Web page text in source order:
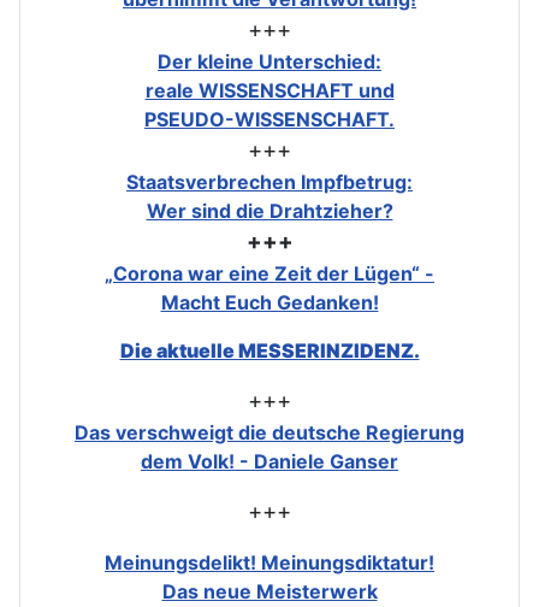
+++
Der kleine Unterschied:
reale WISSENSCHAFT und
PSEUDO-WISSENSCHAFT.
+++
Staatsverbrechen Impfbetrug:
Wer sind die Drahtzieher?
+++
„Corona war eine Zeit der Lügen“ -
Macht Euch Gedanken!
Die aktuelle MESSERINZIDENZ.
+++
Das verschweigt die deutsche Regierung
dem Volk! - Daniele Ganser
+++
Meinungsdelikt! Meinungsdiktatur!
Das neue Meisterwerk